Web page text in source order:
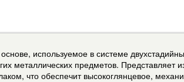
используемое в системе
металлических предметов.
что обеспечит высокоглянцевое,